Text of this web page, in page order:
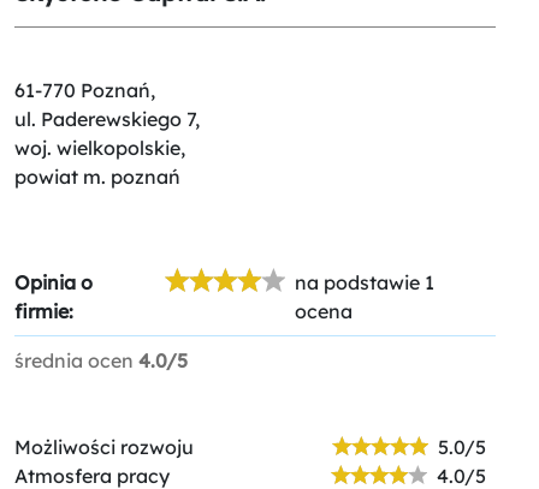
61-770 Poznań,
ul. Paderewskiego 7,
woj. wielkopolskie,
powiat m. poznań
Opinia o
firmie:
na podstawie 1
ocena
średnia ocen 4.0/5
Możliwości rozwoju
5.0/5
Atmosfera pracy
4.0/5